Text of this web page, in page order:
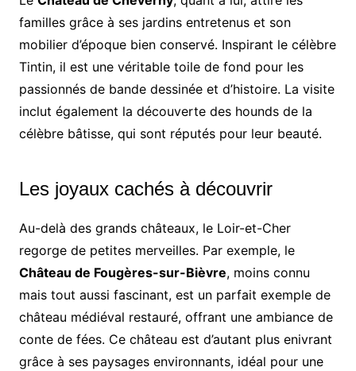
familles grâce à ses jardins entretenus et son
mobilier d’époque bien conservé. Inspirant le célèbre
Tintin, il est une véritable toile de fond pour les
passionnés de bande dessinée et d’histoire. La visite
inclut également la découverte des hounds de la
célèbre bâtisse, qui sont réputés pour leur beauté.
Les joyaux cachés à découvrir
Au-delà des grands châteaux, le Loir-et-Cher
regorge de petites merveilles. Par exemple, le
Château de Fougères-sur-Bièvre, moins connu
mais tout aussi fascinant, est un parfait exemple de
château médiéval restauré, offrant une ambiance de
conte de fées. Ce château est d’autant plus enivrant
grâce à ses paysages environnants, idéal pour une